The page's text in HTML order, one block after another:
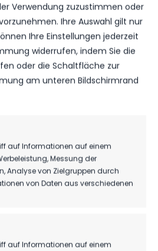
Verwendung zuzustimmen oder
Ihre Auswahl gilt nur
Ihre Einstellungen jederzeit
widerrufen, indem Sie die
oder die Schaltfläche zur
am unteren Bildschirmrand
auf Informationen auf einem
Messung der
Analyse von Zielgruppen durch
von Daten aus verschiedenen
auf Informationen auf einem
und Vereinsinfos – alles
& Spieltag
ansehen